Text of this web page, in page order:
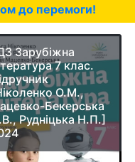
до перемоги!
Зарубіжна
7 клас.
О.М.,
Бекерська
Рудніцька Н.П.]